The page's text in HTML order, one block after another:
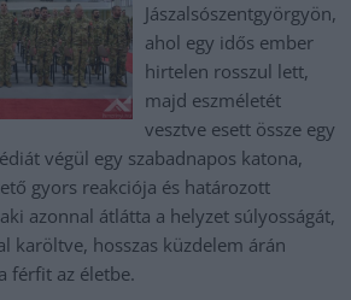
Jászalsószentgyörgyön,
ahol egy idős ember
hirtelen rosszul lett,
majd eszméletét
vesztve esett össze egy
végül egy szabadnapos katona,
gyors reakciója és határozott
azonnal átlátta a helyzet súlyosságát,
karöltve, hosszas küzdelem árán
férfit az életbe.